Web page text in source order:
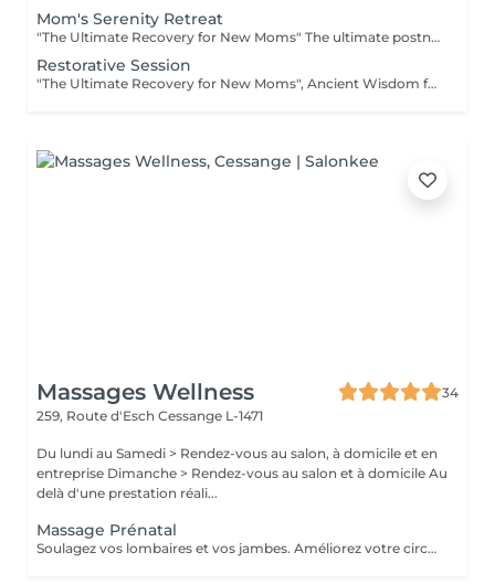
Mom's Serenity Retreat
"The Ultimate Recovery for New Moms" The ultimate postnatal comfort and relaxation experience. Gentle techniques help ease postpartum fluid retention, promote a wonderful sense of physical lightness, and encourage natural bodily harmony and relaxation. "Booking Guidelines" - Natural Birth: Recommended starting 4 weeks after delivery. - C-Section: Recommended starting 6 to 8 weeks after delivery (once you feel fully recovered and comfortable). Please consult with your doctor or personal healthcare provider prior to your first session.
Restorative Session
"The Ultimate Recovery for New Moms", Ancient Wisdom for the Modern Mother is a blend of soothing massage and warm herbal compress experience. - In Thai culture, the period following childbirth is considered a crucial time for a mother to "re-warm" her body and restore her vital energy. Our Traditional Thai Herbal Postnatal Care (known as a Yu Fai inspired ritual) is a comprehensive wellness experience designed to help new mothers recover physically and emotionally using the comforting warmth of organic Thai herbs. "Booking Guidelines" - Natural Birth: Recommended starting 4 weeks after delivery. - C-Section: Recommended starting 6 to 8 weeks after delivery (once you feel fully recovered and comfortable). Please consult with your doctor or personal healthcare provider prior to your first session.
Massages Wellness
34
259, Route d'Esch Cessange L-1471
Du lundi au Samedi > Rendez-vous au salon, à domicile et en
entreprise Dimanche > Rendez-vous au salon et à domicile Au
delà d'une prestation réali...
Massage Prénatal
Soulagez vos lombaires et vos jambes. Améliorez votre circulation sanguine et boostez durablement votre système immunitaire. Précautions particulières: Demander l'avis de votre médecin traitant. Après la 12ème semaine, presque toutes les zones du corps peuvent être massées. Le temps du massage doit se limiter à 45 minutes. Le massage doit être léger, notamment sur le dos et le ventre. L'utilisation d'huile essentielle est à proscrire.